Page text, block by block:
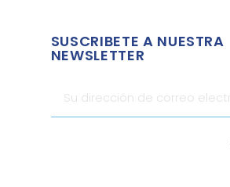
SUSCRIBETE A NUESTRA
NEWSLETTER